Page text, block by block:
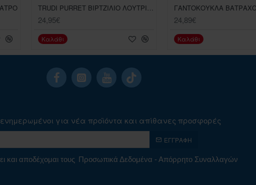
24,95€
Καλάθι
24,89€
Καλάθι
για νέα προϊόντα και απίθανες προσφορές
ΕΓΓΡΑΦΉ
και αποδέχομαι τους Προσωπικά Δεδομένα - Απόρρητο Συναλλαγών